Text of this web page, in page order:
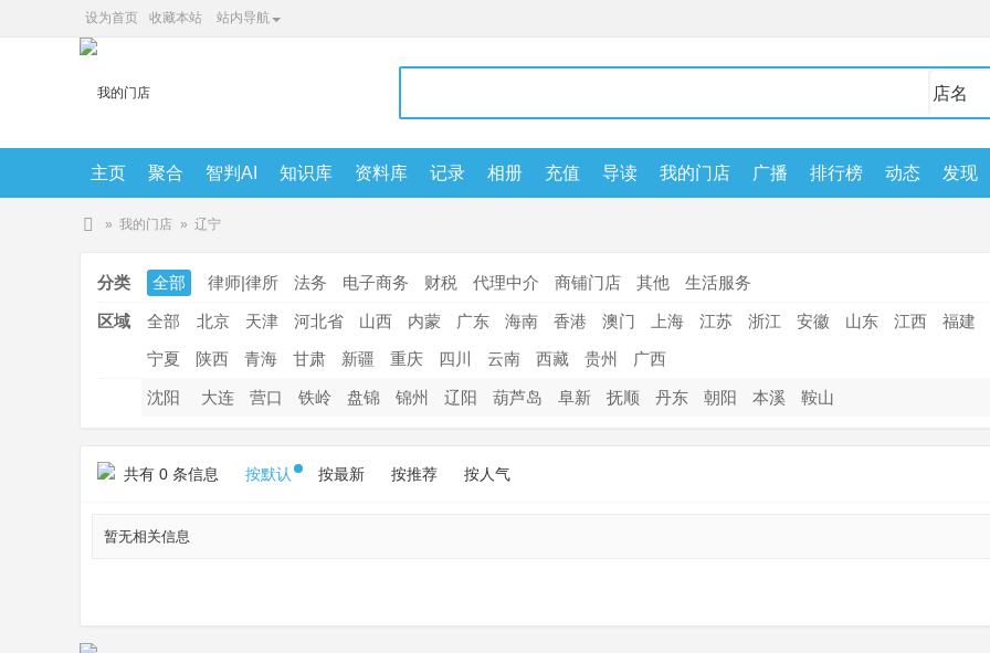
设为首页 收藏本站 站内导航
主页 聚合 智判AI 知识库 资料库 记录 相册 充值 导读 我的门店 广播 排行榜 动态 发现
5208cc知识库智喂AI
» 我的门店 » 辽宁
分类 全部 律师|律所 法务 电子商务 财税 代理中介 商铺门店 其他 生活服务
区域 全部 北京 天津 河北省 山西 内蒙 广东 海南 香港 澳门 上海 江苏 浙江 安徽 山东 江西 福建
宁夏
陕西 青海 甘肃 新疆 重庆 四川 云南 西藏 贵州 广西
沈阳 大连 营口 铁岭 盘锦 锦州 辽阳 葫芦岛 阜新 抚顺 丹东 朝阳 本溪 鞍山
共有 0 条信息 按默认 按最新 按推荐 按人气
暂无相关信息